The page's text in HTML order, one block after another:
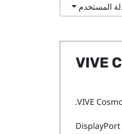
المستخدم
VIVE
VIVE
.
DisplayPort